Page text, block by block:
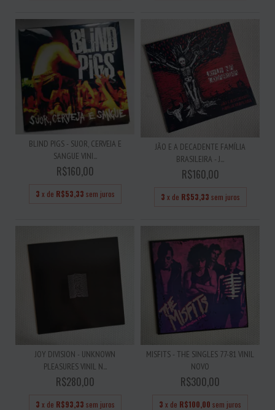
BLIND PIGS - SUOR, CERVEJA E
SANGUE VINI...
R$160,00
3 x de R$53,33 sem juros
JÃO E A DECADENTE FAMÍLIA
BRASILEIRA - J...
R$160,00
3 x de R$53,33 sem juros
JOY DIVISION - UNKNOWN
PLEASURES VINIL N...
R$280,00
3 x de R$93,33 sem juros
MISFITS - THE SINGLES 77-81 VINIL
NOVO
R$300,00
3 x de R$100,00 sem juros